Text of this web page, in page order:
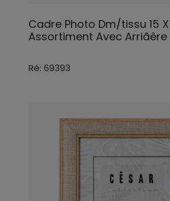
Cadre Photo Dm/tissu 15
Assortiment Avec Arriãêre
Ré: 69393